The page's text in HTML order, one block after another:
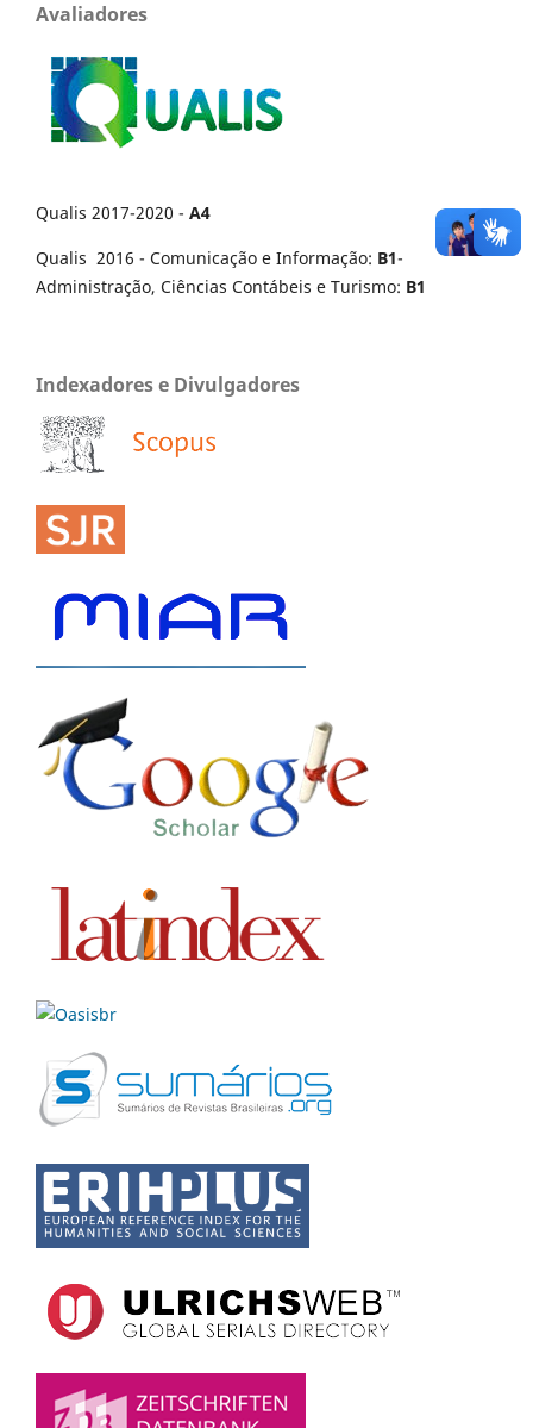
Avaliadores
Qualis 2017-2020 - A4
Qualis 2016 - Comunicação e Informação: B1-
Administração, Ciências Contábeis e Turismo: B1
Indexadores e Divulgadores